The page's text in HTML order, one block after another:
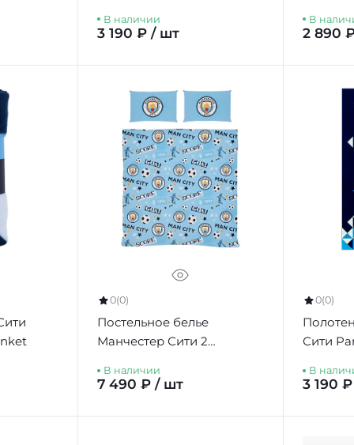
В наличии
3 190 ₽ / шт
В
2 890
0(0)
Постельное белье
Манчестер Сити 2
Duvet Set
В наличии
7 490 ₽ / шт
0(0)
Сити
В
3 190